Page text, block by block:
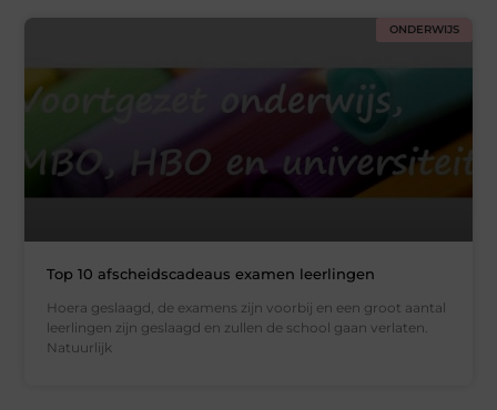
ONDERWIJS
Top 10 afscheidscadeaus examen leerlingen
Hoera geslaagd, de examens zijn voorbij en een groot aantal
leerlingen zijn geslaagd en zullen de school gaan verlaten.
Natuurlijk